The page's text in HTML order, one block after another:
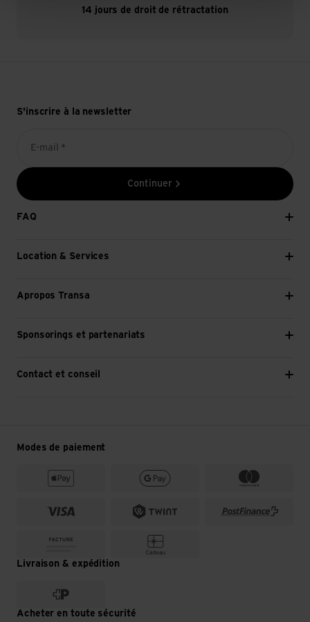
14 jours de droit de rétractation
S'inscrire à la newsletter
E-mail *
Continuer
FAQ
Location & Services
Apropos Transa
Sponsorings et partenariats
Contact et conseil
Modes de paiement
Livraison & expédition
Acheter en toute sécurité